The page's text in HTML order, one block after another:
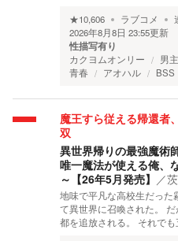
★10,606 ラブコメ
2026年8月8日 23:55更新
性描写有り
カクヨムオンリー 男
青春
アオハル BSS
魔王すら従える帰還者
双
異世界帰りの最強魔術
唯一魔法が使える俺、
～【26年5月発売】 ／
地味で平凡な高校生だった
て異世界に召喚された。
都を追放される。 それで